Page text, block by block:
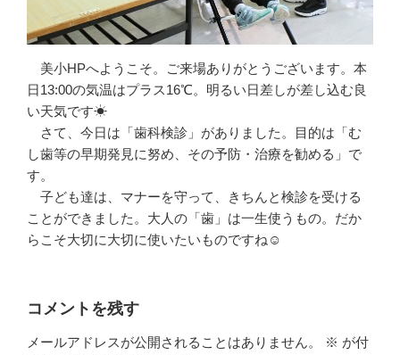
美小HPへようこそ。ご来場ありがとうございます。本
日13:00の気温はプラス16℃。明るい日差しが差し込む良
い天気です☀
さて、今日は「歯科検診」がありました。目的は「む
し歯等の早期発見に努め、その予防・治療を勧める」で
す。
子ども達は、マナーを守って、きちんと検診を受ける
ことができました。大人の「歯」は一生使うもの。だか
らこそ大切に大切に使いたいものですね☺
コメントを残す
メールアドレスが公開されることはありません。 ※ が付